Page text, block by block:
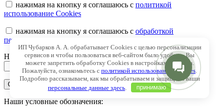
ИП Чубарков А. А. обрабатывает Cookies с целью персонализации
сервисов и чтобы пользоваться веб-сайтом было удобнее. Вы
можете запретить обработку Cookies в настройках браузера.
Пожалуйста, ознакомьтесь с политикой использования Cookies
Подробно рассказываем, как мы обрабатываем и защищаем ваши
персональные данные здесь. принимаю
нажимая на кнопку я соглашаюсь с политикой
использование Cookies
нажимая на кнопку я соглашаюсь с обработкой
персональных данных
Напишите ответ: 83+17
Наши условные обозначения: